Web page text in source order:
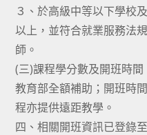
３、於高級中等以下學校
以上，並符合就業服務法
師。
(三)課程學分數及開班時
教育部全額補助；開班時
程亦提供遠距教學。
四、相關開班資訊已登錄